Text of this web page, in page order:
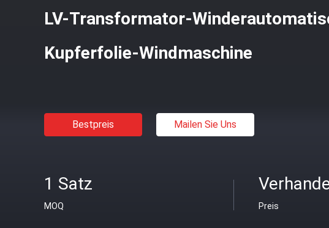
LV-Transformator-
Kupferfolie-Windmaschine
Bestpreis Mailen Sie Uns
1 Satz
MOQ Preis